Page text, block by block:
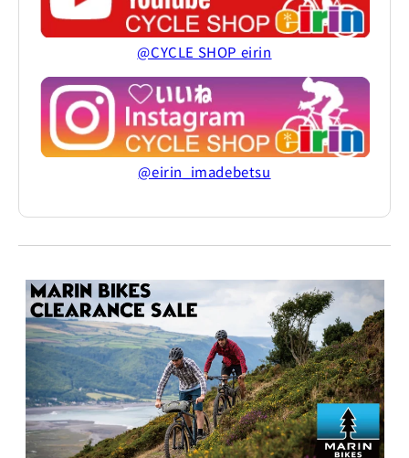
@CYCLE SHOP eirin
@eirin_imadebetsu